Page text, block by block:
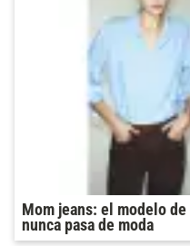
Mom jeans: el modelo
nunca pasa de moda